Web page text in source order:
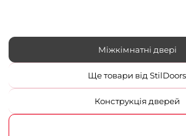
Міжкімнатні двері
Ще товари від StilDoors
Конструкція дверей